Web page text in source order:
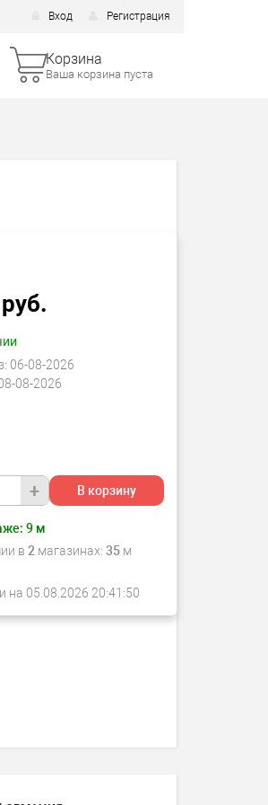
Вход Регистрация
Корзина
Ваша корзина пуста
06-08-2026
08-2026
+ В корзину
9 м
в 2 магазинах: 35 м
на 05.08.2026 20:41:50